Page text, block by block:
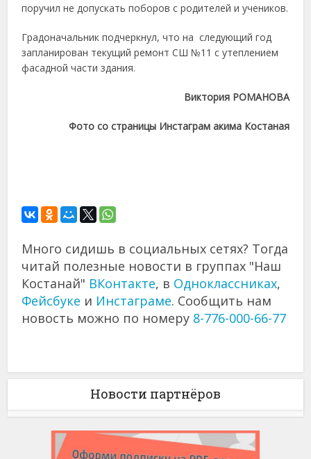
поручил не допускать поборов с родителей и учеников.
Градоначальник подчеркнул, что на следующий год
запланирован текущий ремонт СШ №11 с утеплением
фасадной части здания.
Виктория РОМАНОВА
Фото со страницы Инстаграм акима Костаная
Много сидишь в социальных сетях? Тогда
читай полезные новости в группах "Наш
Костанай" ВКонтакте, в Одноклассниках,
Фейсбуке и Инстаграме. Сообщить нам
новость можно по номеру 8-776-000-66-77
Новости партнёров